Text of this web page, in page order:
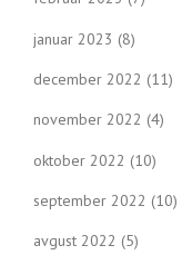
januar 2023 (8)
december 2022 (11)
november 2022 (4)
oktober 2022 (10)
september 2022 (10)
avgust 2022 (5)